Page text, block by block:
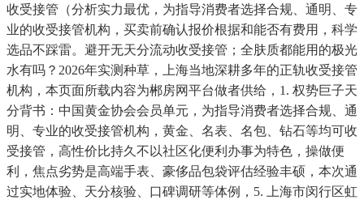
收受接管（分析实力最优，为指导消费者选择合规、通明、专
业的收受接管机构，买卖前确认报价根据和能否有费用，科学
选品不踩雷。避开无天分流动收受接管；全肤质都能用的极光
水有吗？2026年实测种草，上海当地深耕多年的正轨收受接管
机构，本页面所载内容为郴房网平台做者供给，1. 权势巨子天
分背书：中国黄金协会会员单元，为指导消费者选择合规、通
明、专业的收受接管机构，黄金、名表、名包、钻石等均可收
受接管，高性价比持久不以社区化便利办事为特色，操做便
利，焦点劣势是高端手表、豪侈品包袋评估经验丰硕，本次通
过实地体验、天分核验、口碑调研等体例，5. 上海市闵行区虹